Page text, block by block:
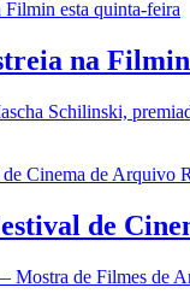
na
Schilinski,
de
de Filmes de